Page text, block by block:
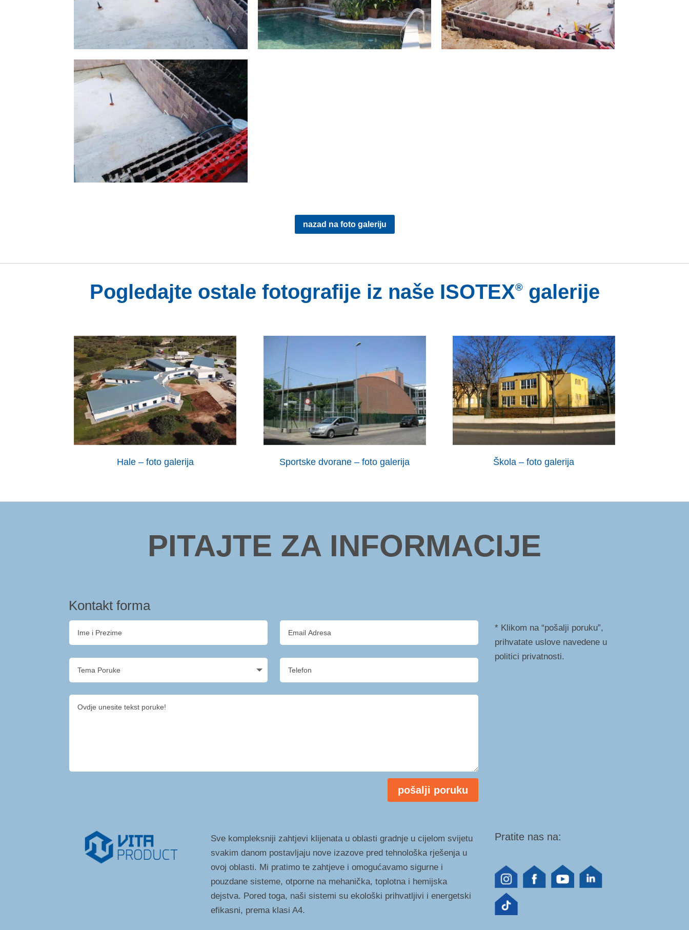
nazad na foto galeriju
Pogledajte ostale fotografije iz naše ISOTEX®galerije
Hale – foto galerija Sportske dvorane – foto galerija Škola – foto galerija
PITAJTE ZA INFORMACIJE
Kontakt forma
pošalji poruku
* Klikom na “pošalji poruku”,
prihvatate uslove navedene u
politici privatnosti.
Sve kompleksniji zahtjevi klijenata u oblasti gradnje u cijelom svijetu
svakim danom postavljaju nove izazove pred tehnološka rješenja u
ovoj oblasti. Mi pratimo te zahtjeve i omogućavamo sigurne i
pouzdane sisteme, otporne na mehanička, toplotna i hemijska
dejstva. Pored toga, naši sistemi su ekološki prihvatljivi i energetski
efikasni, prema klasi A4.
Pratite nas na: